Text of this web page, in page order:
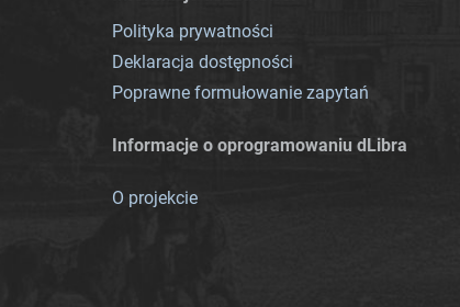
Polityka prywatności
Deklaracja dostępności
Poprawne formułowanie zapytań
Informacje o oprogramowaniu dLibra
O projekcie